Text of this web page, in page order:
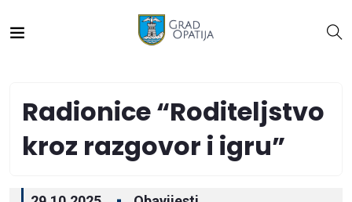
Radionice “Roditeljstvo
kroz razgovor i igru”